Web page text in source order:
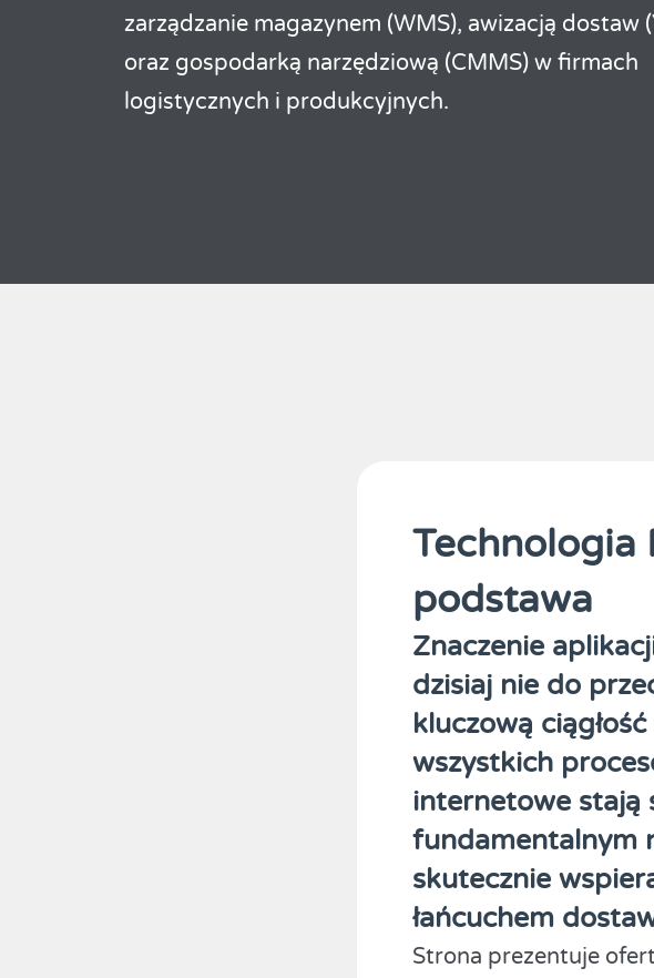
zarządzanie magazynem (WMS), awizacją dostaw
oraz gospodarką narzędziową (CMMS) w firmach
logistycznych i produkcyjnych.
Technologia
podstawa
Znaczenie
dzisiaj nie do
kluczową
wszystkich
internetowe stają
fundamentalnym
skutecznie
łańcuchem
Strona prezentuje